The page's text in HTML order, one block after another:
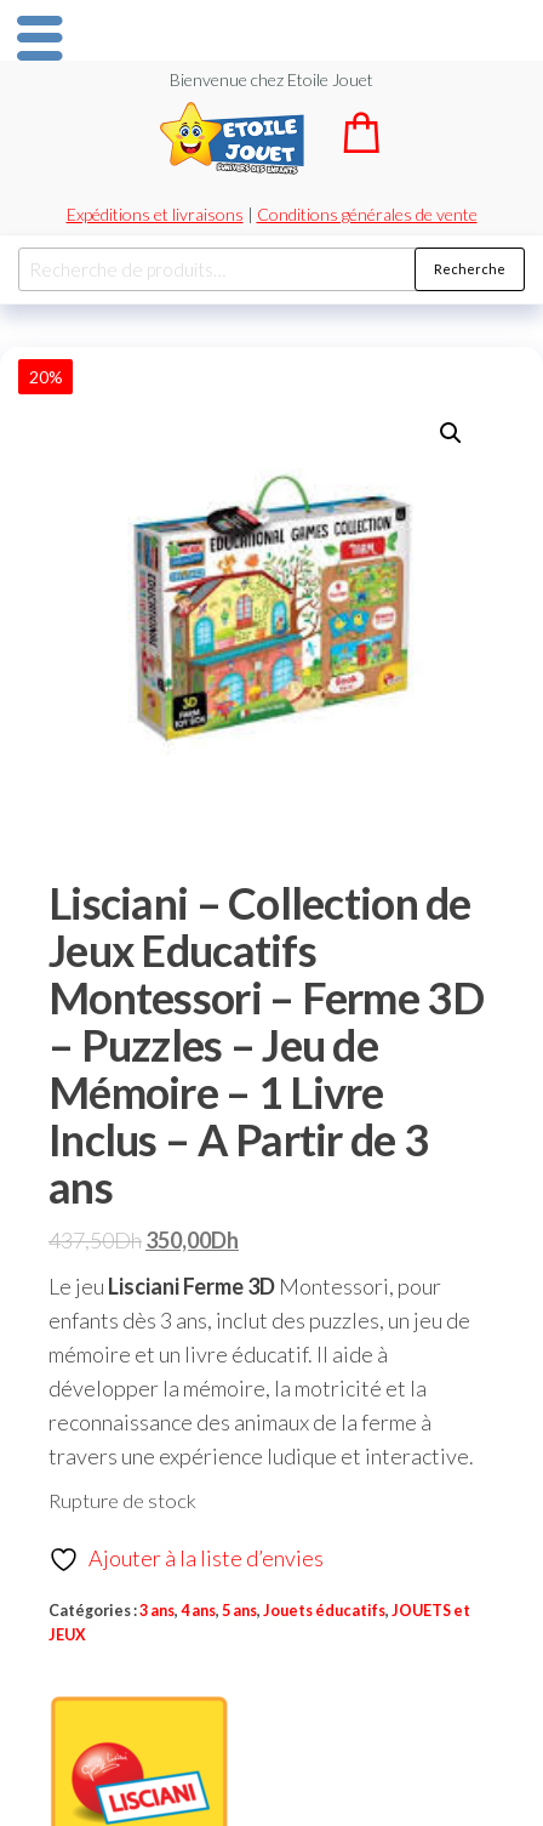
Bienvenue chez Etoile Jouet
Expéditions et livraisons | Conditions générales de vente
Recherche
20%
Lisciani – Collection de
Jeux Educatifs
Montessori – Ferme 3D
– Puzzles – Jeu de
Mémoire – 1 Livre
Inclus – A Partir de 3
ans
437,50Dh350,00Dh
Le jeu Lisciani Ferme 3D Montessori, pour
enfants dès 3 ans, inclut des puzzles, un jeu de
mémoire et un livre éducatif. Il aide à
développer la mémoire, la motricité et la
reconnaissance des animaux de la ferme à
travers une expérience ludique et interactive.
Rupture de stock
Ajouter à la liste d’envies
Catégories :3 ans, 4 ans, 5 ans, Jouets éducatifs, JOUETS et
JEUX